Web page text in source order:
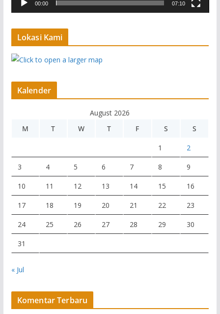
r
00:00 07:10
Lokasi Kami
Kalender
August 2026
M
T W T F S S
1 2
3 4 5 6 7 8 9
10 11 12 13 14 15 16
17 18 19 20 21 22 23
24 25 26 27 28 29 30
31
« Jul
Komentar Terbaru